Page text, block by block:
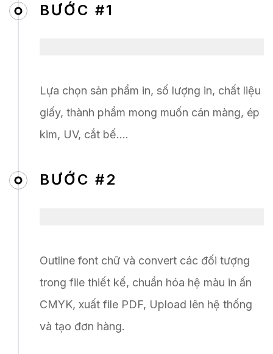
BƯỚC #1
Lựa chọn sản phẩm in, số lượng in, chất liệu
giấy, thành phẩm mong muốn cán màng, ép
kim, UV, cắt bế….
BƯỚC #2
Outline font chữ và convert các đối tượng
trong file thiết kế, chuẩn hóa hệ màu in ấn
CMYK, xuất file PDF, Upload lên hệ thống
và tạo đơn hàng.